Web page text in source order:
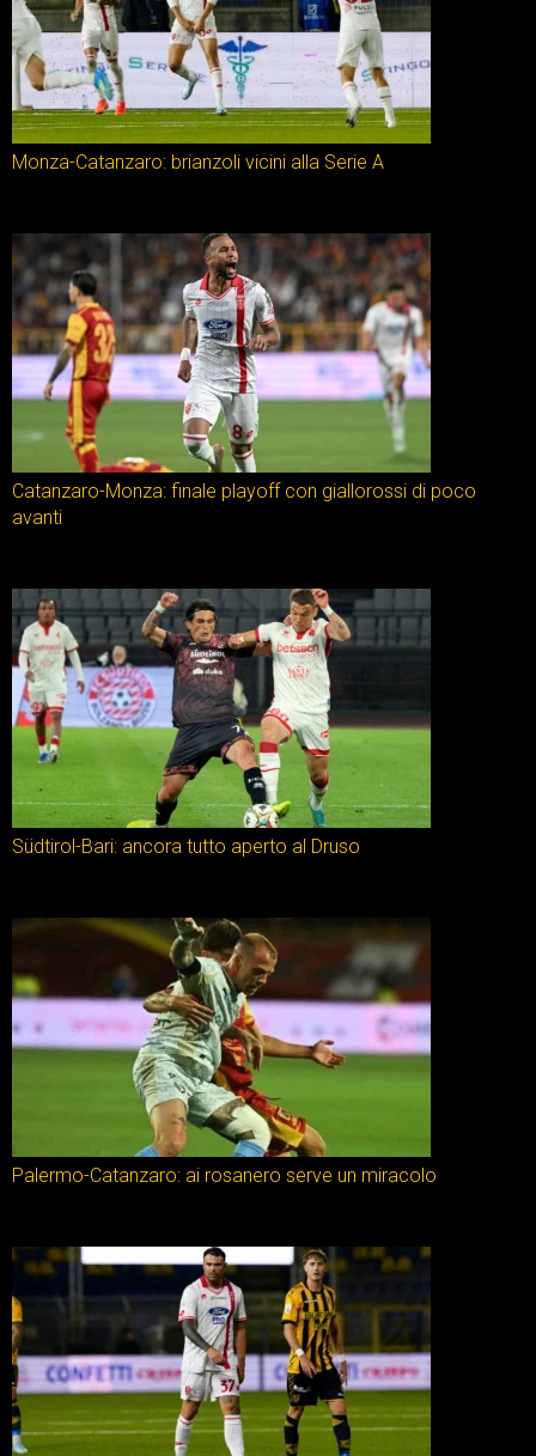
Monza-Catanzaro: brianzoli vicini alla Serie A
Catanzaro-Monza: finale playoff con giallorossi di poco
avanti
Südtirol-Bari: ancora tutto aperto al Druso
Palermo-Catanzaro: ai rosanero serve un miracolo